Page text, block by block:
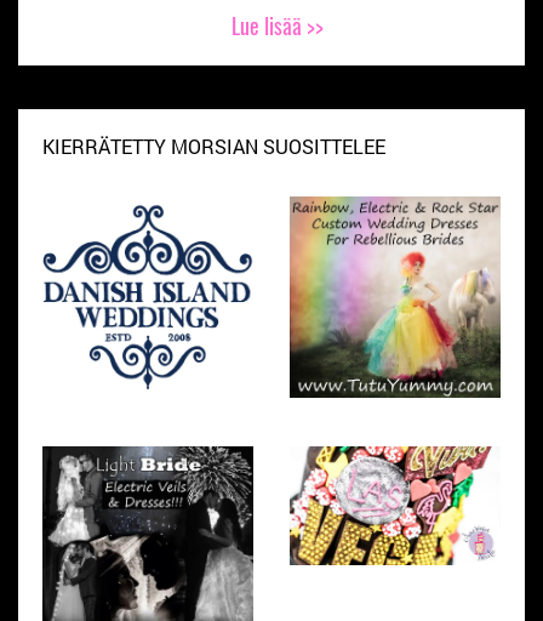
Lue lisää >>
KIERRÄTETTY MORSIAN SUOSITTELEE